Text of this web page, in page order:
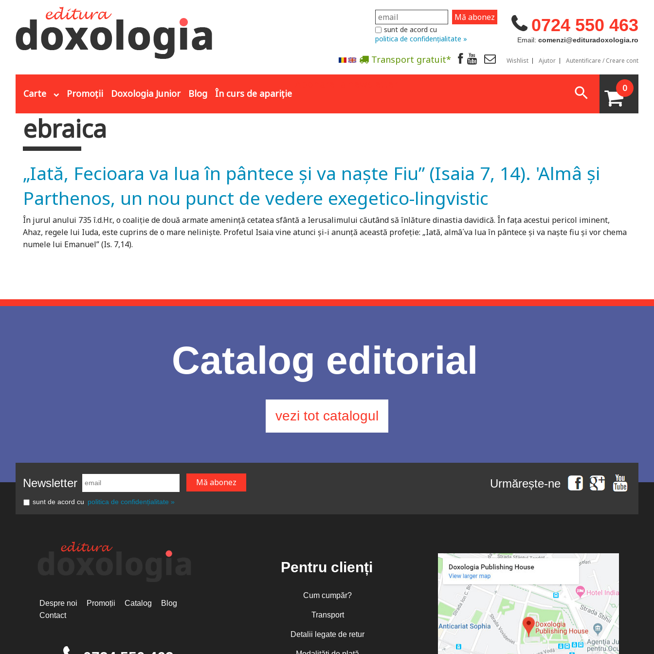
0724 550 463
Email: comenzi@edituradoxologia.ro
sunt de acord cu
politica de confidențialitate »
Transport gratuit* Wishlist Ajutor Autentificare / Creare cont
Carte Promoții Doxologia Junior Blog În curs de apariție 0
Eşti aici
ebraica
„Iată, Fecioara va lua în pântece și va naște Fiu” (Isaia 7, 14). 'Almâ și
Parthenos, un nou punct de vedere exegetico-lingvistic
În jurul anului 735 î.d.Hr., o coaliţie de două armate ameninţă cetatea sfântă a Ierusalimului căutând să înlăture dinastia davidică. În faţa acestui pericol iminent,
Ahaz, regele lui Iuda, este cuprins de o mare nelinişte. Profetul Isaia vine atunci şi-i anunţă această profeţie: „Iată, almâ῾ va lua în pântece şi va naşte fiu şi vor chema
numele lui Emanuel” (Is. 7,14).
Catalog editorial
vezi tot catalogul
Newsletter
sunt de acord cu politica de confidențialitate »
Urmărește-ne
Despre noi Promoții Catalog
Blog
Contact
Pentru clienți
Cum cumpăr?
Transport
Detalii legate de retur